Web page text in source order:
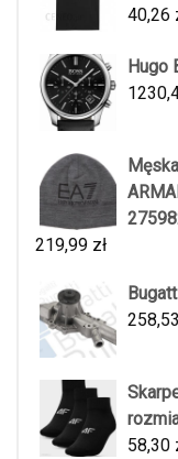
40,26
Hugo
219,99 zł
258,53
58,30